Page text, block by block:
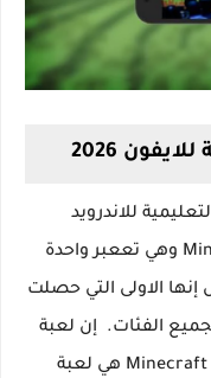
2026
للاندرويد
والايفون والكمبيوتر Minecraft Education وهي تععبر واحدة
الاولى التي حصلت
الفئات. إن لعبة
ماين كرافت التعليمية Minecraft Education APK هي لعبة